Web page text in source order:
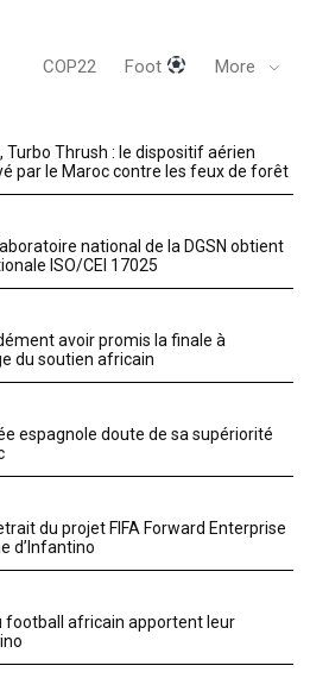
COP22 Foot More
Turbo Thrush : le dispositif aérien
par le Maroc contre les feux de forêt
national de la DGSN obtient
ISO/CEI 17025
avoir promis la finale à
du soutien africain
espagnole doute de sa supériorité
du projet FIFA Forward Enterprise
d’Infantino
football africain apportent leur